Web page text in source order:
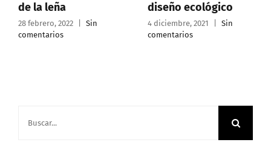
de la leña
28 febrero, 2022
Sin
comentarios
diseño ecológico
4 diciembre, 2021
Sin
comentarios